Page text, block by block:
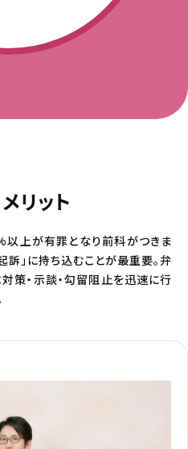
リット
以上が有罪となり前科がつきま
訴」に持ち込むことが最重要。弁
策・示談・勾留阻止を迅速に行